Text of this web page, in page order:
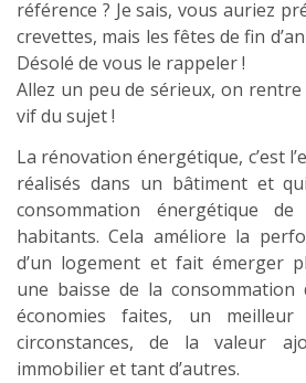
référence ? Je sais, vous auriez
crevettes, mais les fêtes de fin
Désolé de vous le rappeler !
Allez un peu de sérieux, on
vif du sujet !
La rénovation énergétique, c’est
réalisés dans un bâtiment et
consommation énergétique
habitants. Cela améliore la
d’un logement et fait émerger
une baisse de la consommation
économies faites, un
circonstances, de la valeur
immobilier et tant d’autres.